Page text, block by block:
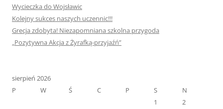
Wycieczka do Wojsławic
Kolejny sukces naszych uczennic!!!
Grecja zdobyta! Niezapomniana szkolna przygoda
„Pozytywna Akcja z Żyrafką-przyjaźń”
sierpień 2026
P
W Ś C P S
N
1
2